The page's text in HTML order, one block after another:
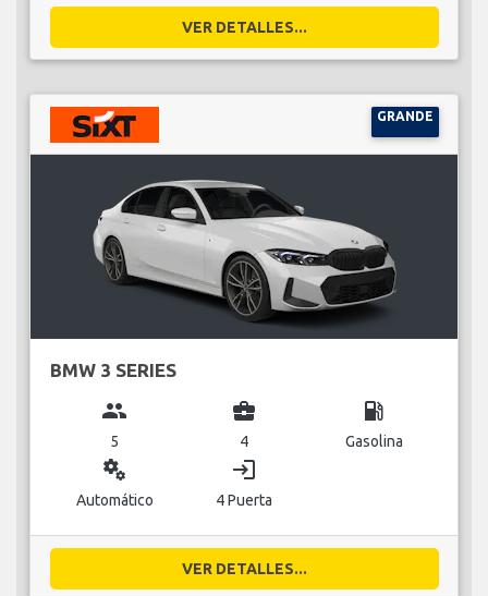
VER DETALLES...
GRANDE
BMW 3 SERIES
group
5
business_center
4
local_gas_station
Gasolina
miscellaneous_services
Automático
login
4 Puerta
VER DETALLES...